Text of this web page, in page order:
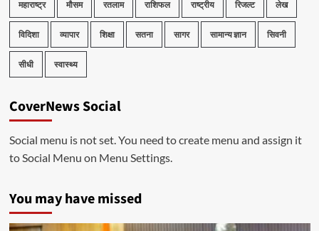
महाराष्ट्र मौसम रतलाम राशिफल राष्ट्रीय रिजल्ट लेख
विदिशा व्यापार शिक्षा सतना सागर सामान्य ज्ञान सिवनी
सीधी स्वास्थ्य
CoverNews Social
Social menu is not set. You need to create menu and assign it
to Social Menu on Menu Settings.
You may have missed